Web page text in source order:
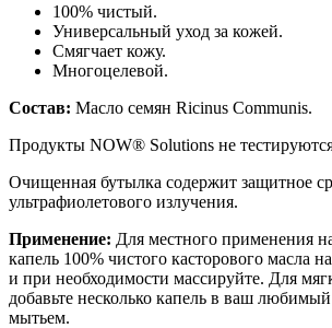
100% чистый.
Универсальный уход за кожей.
Смягчает кожу.
Многоцелевой.
Состав: Масло семян Ricinus Communis.
Продукты NOW® Solutions не
Очищенная бутылка содержит защитное
ультрафиолетового излучения.
Применение: Для местного применения
капель 100% чистого касторового масла
и при необходимости массируйте. Для
добавьте несколько капель в ваш
мытьем.